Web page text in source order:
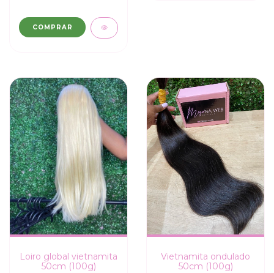
COMPRAR
Loiro global vietnamita
50cm (100g)
Vietnamita ondulado
50cm (100g)